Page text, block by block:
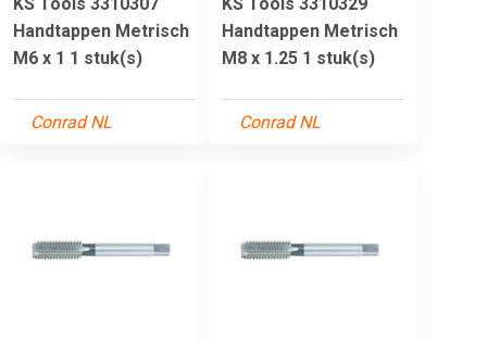
Handtappen Metrisch
M6 x 1 1 stuk(s)
Conrad NL
Handtappen Metrisch
M8 x 1.25 1 stuk(s)
Conrad NL